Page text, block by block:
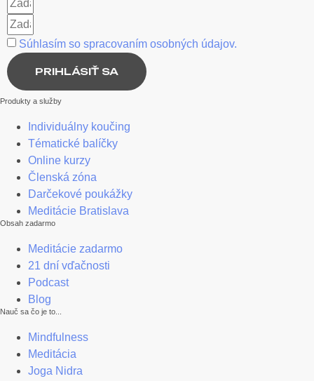
Súhlasím so spracovaním osobných údajov.
PRIHLÁSIŤ SA
Produkty a služby
Individuálny koučing
Tématické balíčky
Online kurzy
Členská zóna
Darčekové poukážky
Meditácie Bratislava
Obsah zadarmo
Meditácie zadarmo
21 dní vďačnosti
Podcast
Blog
Nauč sa čo je to...
Mindfulness
Meditácia
Joga Nidra